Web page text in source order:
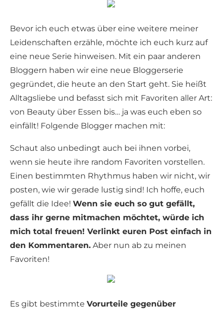
Bevor ich euch etwas über eine weitere meiner
Leidenschaften erzähle, möchte ich euch kurz auf
eine neue Serie hinweisen. Mit ein paar anderen
Bloggern haben wir eine neue Bloggerserie
gegründet, die heute an den Start geht. Sie heißt
Alltagsliebe und befasst sich mit Favoriten aller Art:
von Beauty über Essen bis… ja was euch eben so
einfällt! Folgende Blogger machen mit:
Schaut also unbedingt auch bei ihnen vorbei,
wenn sie heute ihre random Favoriten vorstellen.
Einen bestimmten Rhythmus haben wir nicht, wir
posten, wie wir gerade lustig sind! Ich hoffe, euch
gefällt die Idee! Wenn sie euch so gut gefällt,
dass ihr gerne mitmachen möchtet, würde ich
mich total freuen! Verlinkt euren Post einfach in
den Kommentaren. Aber nun ab zu meinen
Favoriten!
Es gibt bestimmte Vorurteile gegenüber